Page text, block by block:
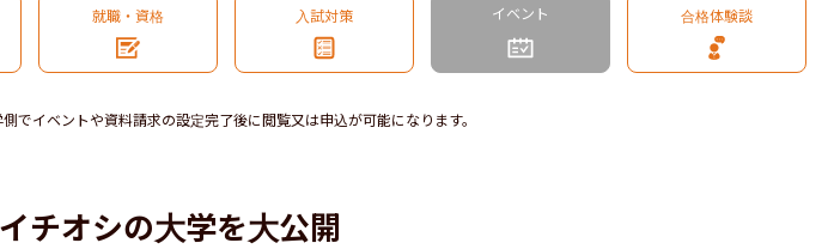
就職・資格 入試対策 イベント 合格体験談
でイベントや資料請求の設定完了後に閲覧又は申込が可能になります。
チオシの大学を大公開